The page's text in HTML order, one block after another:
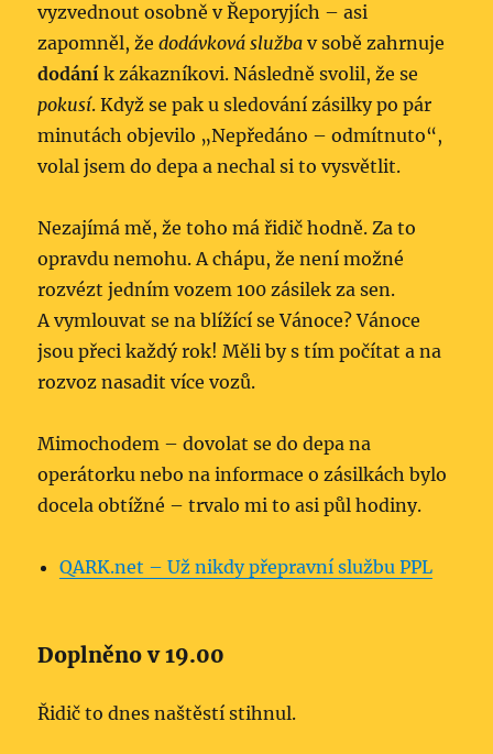
vyzvednout osobně v Řeporyjích – asi
zapomněl, žedodávková služba v sobě zahrnuje
dodání k zákazníkovi. Následně svolil, že se
pokusí. Když se pak u sledování zásilky po pár
minutách objevilo „Nepředáno – odmítnuto“,
volal jsem do depa a nechal si to vysvětlit.
Nezajímá mě, že toho má řidič hodně. Za to
opravdu nemohu. A chápu, že není možné
rozvézt jedním vozem 100 zásilek za sen.
A vymlouvat se na blížící se Vánoce? Vánoce
jsou přeci každý rok! Měli by s tím počítat a na
rozvoz nasadit více vozů.
Mimochodem – dovolat se do depa na
operátorku nebo na informace o zásilkách bylo
docela obtížné – trvalo mi to asi půl hodiny.
QARK.net – Už nikdy přepravní službu PPL
Doplněno v 19.00
Řidič to dnes naštěstí stihnul.